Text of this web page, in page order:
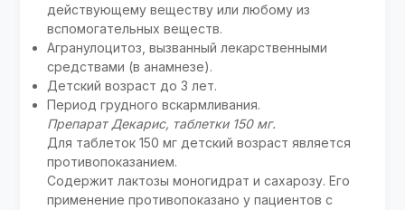
действующему веществу или любому из
вспомогательных веществ.
Агранулоцитоз, вызванный лекарственными
средствами (в анамнезе).
Детский возраст до 3 лет.
Период грудного вскармливания.
Препарат Декарис, таблетки 150 мг.
Для таблеток 150 мг детский возраст является
противопоказанием.
Содержит лактозы моногидрат и сахарозу. Его
применение противопоказано у пациентов с